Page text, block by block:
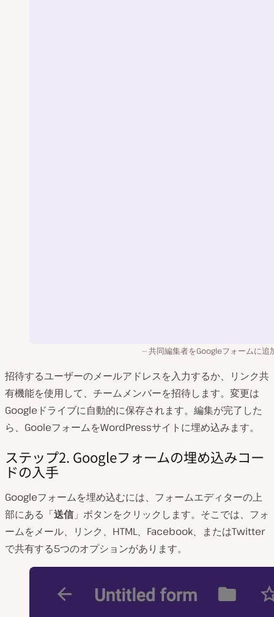
共同編集者をGoogleフォームに追
招待するユーザーのメールアドレスを入力するか、リンク共
有機能を使用して、チームメンバーを招待します。変更は
Googleドライブに自動的に保存されます。編集が完了した
ら、GooleフォームをWordPressサイトに埋め込みます。
ステップ2. Googleフォームの埋め込みコー
ドの入手
Googleフォームを埋め込むには、フォームエディターの上
部にある「送信 」ボタンをクリックします。そこでは、フォ
ームをメール、リンク、HTML、Facebook、またはTwitter
で共有する5つのオプションがあります。